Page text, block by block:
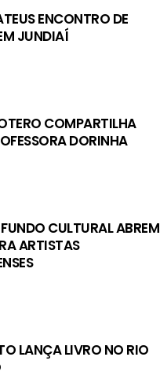
ENCONTRO DE
JUNDIAÍ
COMPARTILHA
DORINHA
CULTURAL ABREM
ARTISTAS
LANÇA LIVRO NO RIO